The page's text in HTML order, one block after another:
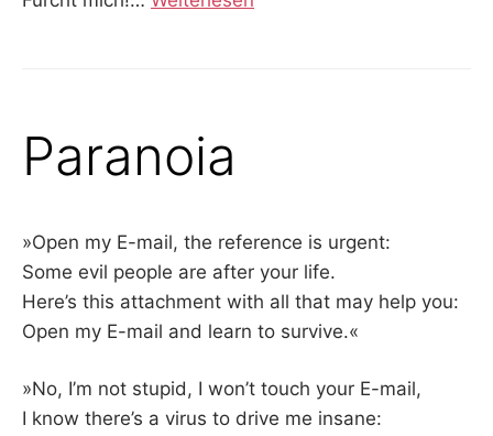
Paranoia
»Open my E-mail, the reference is urgent:
Some evil people are after your life.
Here’s this attachment with all that may help you:
Open my E-mail and learn to survive.«
»No, I’m not stupid, I won’t touch your E-mail,
I know there’s a virus to drive me insane: